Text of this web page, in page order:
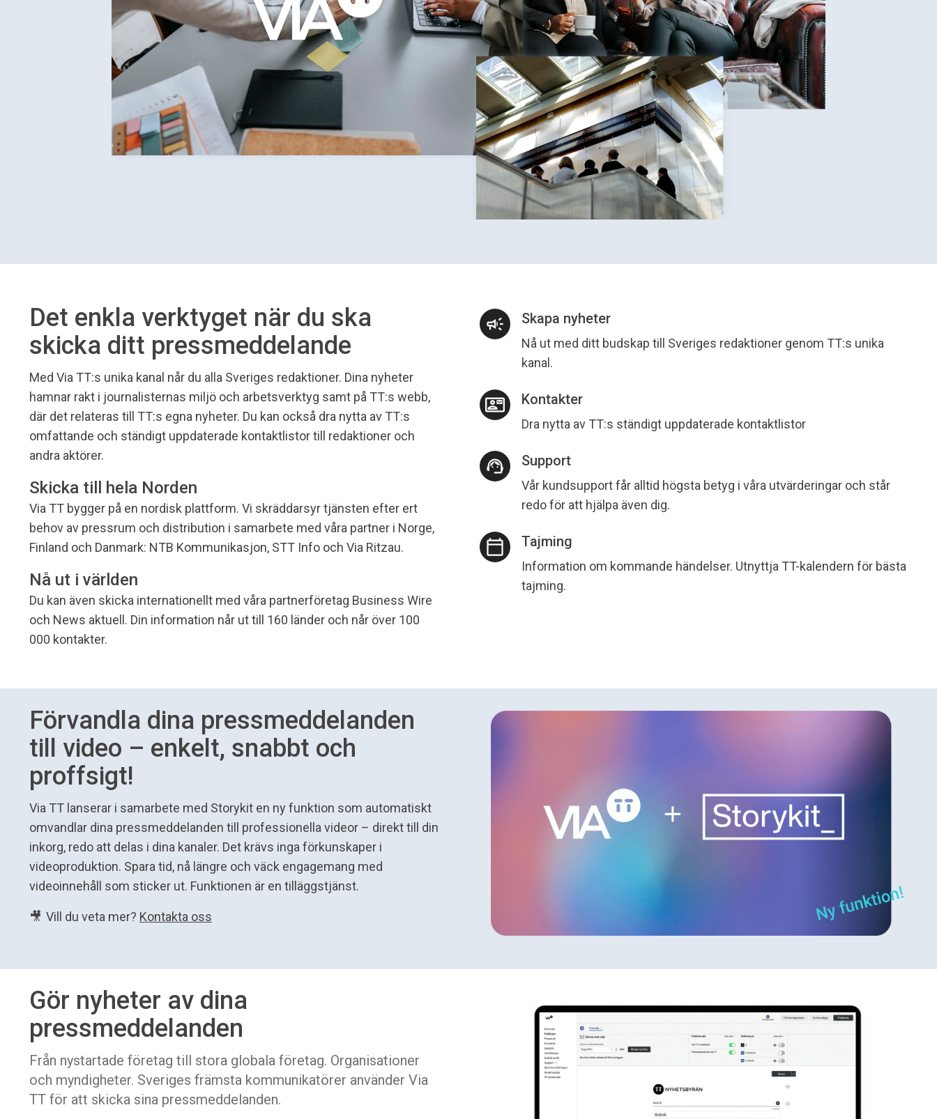
Det enkla verktyget när du ska
skicka ditt pressmeddelande
Med Via TT:s unika kanal når du alla Sveriges redaktioner. Dina nyheter
hamnar rakt i journalisternas miljö och arbetsverktyg samt på TT:s webb,
där det relateras till TT:s egna nyheter. Du kan också dra nytta av TT:s
omfattande och ständigt uppdaterade kontaktlistor till redaktioner och
andra aktörer.
Skicka till hela Norden
Via TT bygger på en nordisk plattform. Vi skräddarsyr tjänsten efter ert
behov av pressrum och distribution i samarbete med våra partner i Norge,
Finland och Danmark: NTB Kommunikasjon, STT Info och Via Ritzau.
Nå ut i världen
Du kan även skicka internationellt med våra partnerföretag Business Wire
och News aktuell. Din information når ut till 160 länder och når över 100
000 kontakter.
campaign Skapa nyheter
Nå ut med ditt budskap till Sveriges redaktioner genom TT:s unika
kanal.
contact_mail Kontakter
Dra nytta av TT:s ständigt uppdaterade kontaktlistor
support_agent Support
Vår kundsupport får alltid högsta betyg i våra utvärderingar och står
redo för att hjälpa även dig.
calendar_today Tajming
Information om kommande händelser. Utnyttja TT-kalendern för bästa
tajming.
Förvandla dina pressmeddelanden
till video – enkelt, snabbt och
proffsigt!
Via TT lanserar i samarbete med Storykit en ny funktion som automatiskt
omvandlar dina pressmeddelanden till professionella videor – direkt till din
inkorg, redo att delas i dina kanaler. Det krävs inga förkunskaper i
videoproduktion. Spara tid, nå längre och väck engagemang med
videoinnehåll som sticker ut. Funktionen är en tilläggstjänst.
🎥 Vill du veta mer? Kontakta oss
Gör nyheter av dina
pressmeddelanden
Från nystartade företag till stora globala företag. Organisationer
och myndigheter. Sveriges främsta kommunikatörer använder Via
TT för att skicka sina pressmeddelanden.